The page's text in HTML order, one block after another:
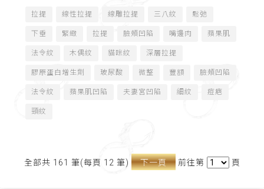
拉提 線性拉提 線雕拉提 三八紋 鬆弛
下垂 緊緻 拉提 臉頰凹陷 嘴邊肉 蘋果肌
法令紋 木偶紋 貓咪紋 深層拉提
膠原蛋白增生劑 玻尿酸 微整 豐額 臉頰凹陷
法令紋 蘋果肌凹陷 夫妻宮凹陷 細紋 痘疤
頸紋
全部共 161 筆(每頁 12 筆) 下一頁 前往第 頁